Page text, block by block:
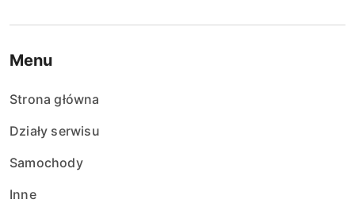
i
s
ó
Menu
Strona główna
Działy serwisu
Samochody
Inne